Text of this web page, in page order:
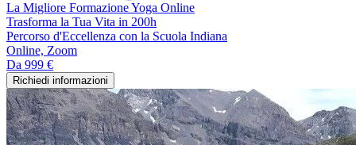
La Migliore Formazione Yoga Online
Trasforma la Tua Vita in 200h
Percorso d'Eccellenza con la Scuola Indiana
Online, Zoom
Da 999 €
Richiedi informazioni